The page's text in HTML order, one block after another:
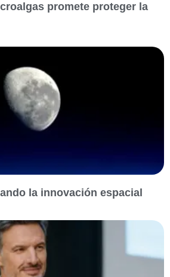
promete proteger la
la innovación espacial